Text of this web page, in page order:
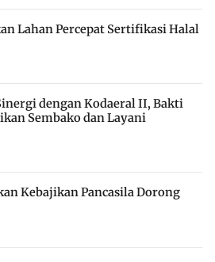
Lahan Percepat Sertifikasi Halal
dengan Kodaeral II, Bakti
Sembako dan Layani
Kebajikan Pancasila Dorong